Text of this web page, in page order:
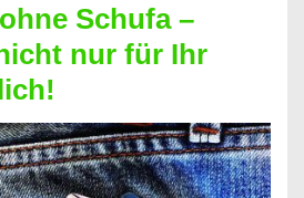
Schufa –
nur für Ihr